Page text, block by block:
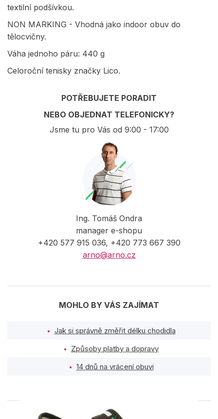
textilní podšívkou.
NON MARKING - Vhodná jako indoor obuv do
tělocvičny.
Váha jednoho páru: 440 g
Celoroční tenisky značky Lico.
POTŘEBUJETE PORADIT
NEBO OBJEDNAT TELEFONICKY?
Jsme tu pro Vás od 9:00 - 17:00
Ing. Tomáš Ondra
manager e-shopu
+420 577 915 036, +420 773 667 390
arno@arno.cz
MOHLO BY VÁS ZAJÍMAT
Jak si správně změřit délku chodidla
Způsoby platby a dopravy
14 dnů na vrácení obuvi